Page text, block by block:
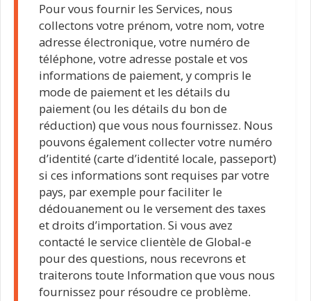
Pour vous fournir les Services, nous
collectons votre prénom, votre nom, votre
adresse électronique, votre numéro de
téléphone, votre adresse postale et vos
informations de paiement, y compris le
mode de paiement et les détails du
paiement (ou les détails du bon de
réduction) que vous nous fournissez. Nous
pouvons également collecter votre numéro
d’identité (carte d’identité locale, passeport)
si ces informations sont requises par votre
pays, par exemple pour faciliter le
dédouanement ou le versement des taxes
et droits d’importation. Si vous avez
contacté le service clientèle de Global-e
pour des questions, nous recevrons et
traiterons toute Information que vous nous
fournissez pour résoudre ce problème.